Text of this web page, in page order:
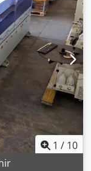
(2
R2
- Polierbürsten
Spezifikationen:
Materialhöhe: 8
mm -
inkl.
Af Usrf -
- 2
- Komplette
Die
1 / 10